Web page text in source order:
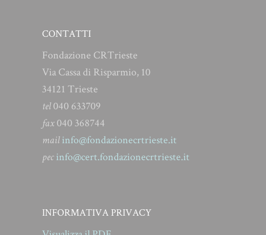
CONTATTI
Fondazione CRTrieste
Via Cassa di Risparmio, 10
34121 Trieste
tel040 633709
fax040 368744
mail info@fondazionecrtrieste.it
pec info@cert.fondazionecrtrieste.it
INFORMATIVA PRIVACY